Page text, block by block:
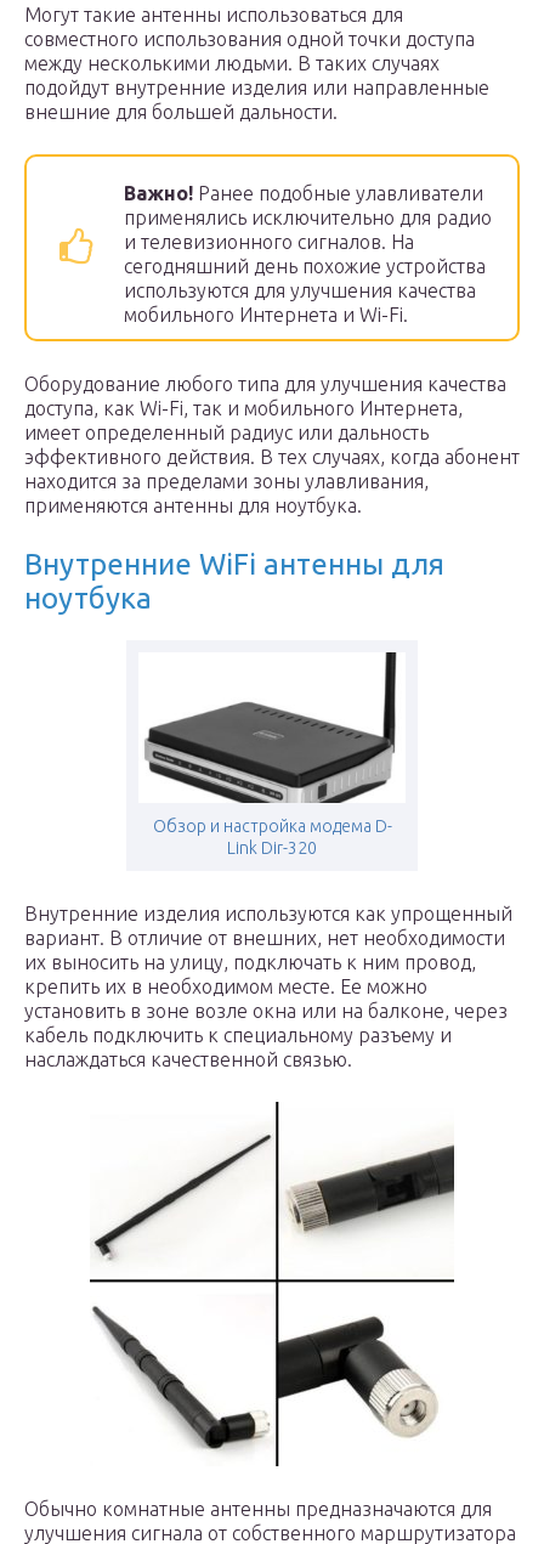
Могут такие антенны использоваться для
совместного использования одной точки доступа
между несколькими людьми. В таких случаях
подойдут внутренние изделия или направленные
внешние для большей дальности.
Важно! Ранее подобные улавливатели
применялись исключительно для радио
и телевизионного сигналов. На
сегодняшний день похожие устройства
используются для улучшения качества
мобильного Интернета и Wi-Fi.
Оборудование любого типа для улучшения качества
доступа, как Wi-Fi, так и мобильного Интернета,
имеет определенный радиус или дальность
эффективного действия. В тех случаях, когда абонент
находится за пределами зоны улавливания,
применяются антенны для ноутбука.
Внутренние WiFi антенны для
ноутбука
Обзор и настройка модема D-
Link Dir-320
Внутренние изделия используются как упрощенный
вариант. В отличие от внешних, нет необходимости
их выносить на улицу, подключать к ним провод,
крепить их в необходимом месте. Ее можно
установить в зоне возле окна или на балконе, через
кабель подключить к специальному разъему и
наслаждаться качественной связью.
Обычно комнатные антенны предназначаются для
улучшения сигнала от собственного маршрутизатора